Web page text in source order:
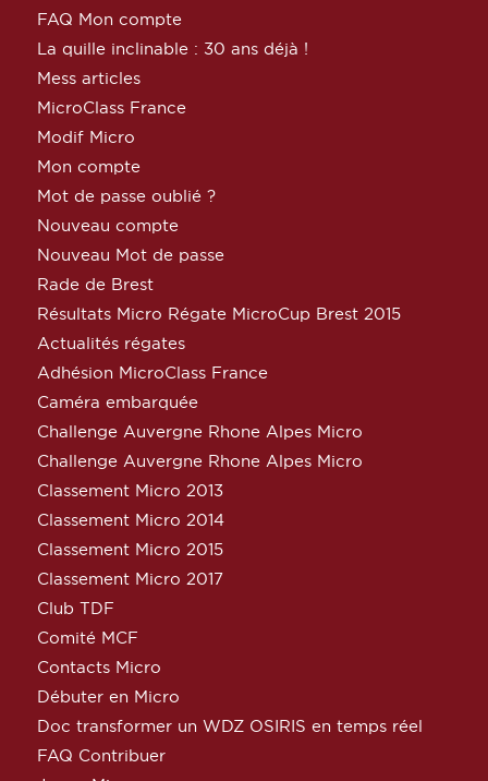
FAQ Mon compte
La quille inclinable : 30 ans déjà !
Mess articles
MicroClass France
Modif Micro
Mon compte
Mot de passe oublié ?
Nouveau compte
Nouveau Mot de passe
Rade de Brest
Résultats Micro Régate MicroCup Brest 2015
Actualités régates
Adhésion MicroClass France
Caméra embarquée
Challenge Auvergne Rhone Alpes Micro
Challenge Auvergne Rhone Alpes Micro
Classement Micro 2013
Classement Micro 2014
Classement Micro 2015
Classement Micro 2017
Club TDF
Comité MCF
Contacts Micro
Débuter en Micro
Doc transformer un WDZ OSIRIS en temps réel
FAQ Contribuer